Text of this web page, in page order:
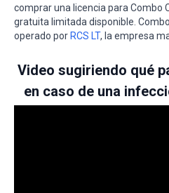
comprar una licencia para Combo
gratuita limitada disponible.
operado por RCS LT, la empresa
Video sugiriendo qué
en caso de una